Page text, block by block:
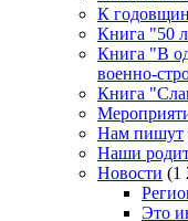
К
Книга "50
Книга "В
военно-
Книга
Нам пишут
Наши
Новости (1
Это